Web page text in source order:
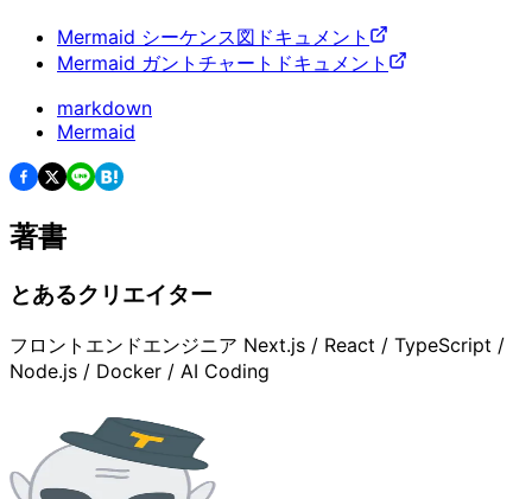
Mermaid シーケンス図ドキュメント
Mermaid ガントチャートドキュメント
markdown
Mermaid
著書
とあるクリエイター
フロントエンドエンジニア Next.js / React / TypeScript /
Node.js / Docker / AI Coding